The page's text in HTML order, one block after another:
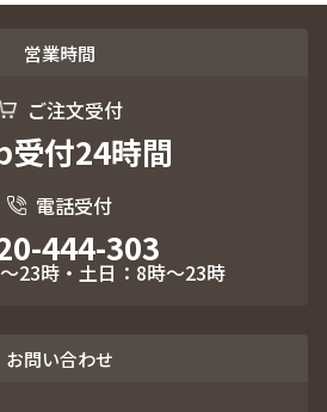
営業時間
ご注文受付
受付24時間
電話受付
444-303
23時・土日：8時～23時
お問い合わせ